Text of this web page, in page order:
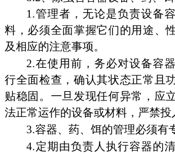
1.管理者，无论是负责设备
料，必须全面掌握它们的用途、
及相应的注意事项。
2.在使用前，务必对设备容
行全面检查，确认其状态正常且
贴稳固。一旦发现任何异常，应
法正常运作的设备或材料，严禁投
3.容器、药、饵的管理必须有
4.定期由负责人执行容器的